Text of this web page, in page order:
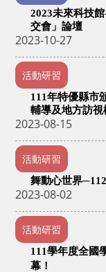
2023未來科技
交會」論壇
2023-10-27
活動研習
111年特優縣市
輔導及地方訪
2023-08-15
活動研習
舞動心世界
2023-08-02
活動研習
111學年度全國
幕！